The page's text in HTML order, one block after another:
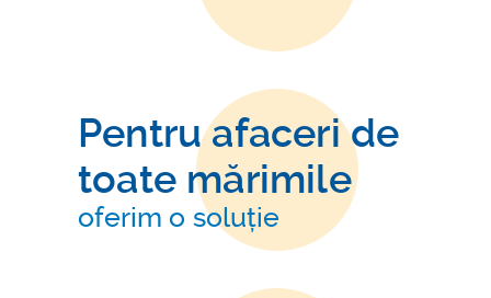
Pentru afaceri de
toate mărimile
oferim o soluție